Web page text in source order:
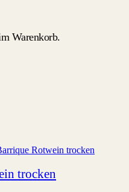
Warenkorb.
trocken